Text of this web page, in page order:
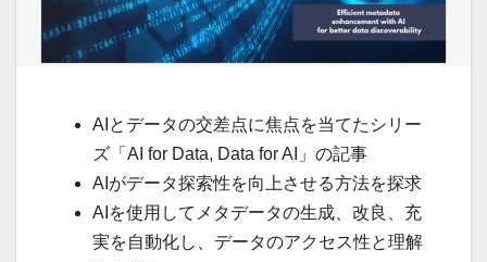
AIとデータの交差点に焦点を当てたシリー
ズ「AI for Data, Data for AI」の記事
AIがデータ探索性を向上させる方法を探求
AIを使用してメタデータの生成、改良、充
実を自動化し、データのアクセス性と理解